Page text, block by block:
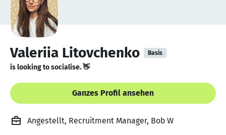
Valeriia Litovchenko Basis
is looking to socialise. 👋
Ganzes Profil ansehen
Angestellt, Recruitment Manager, Bob W